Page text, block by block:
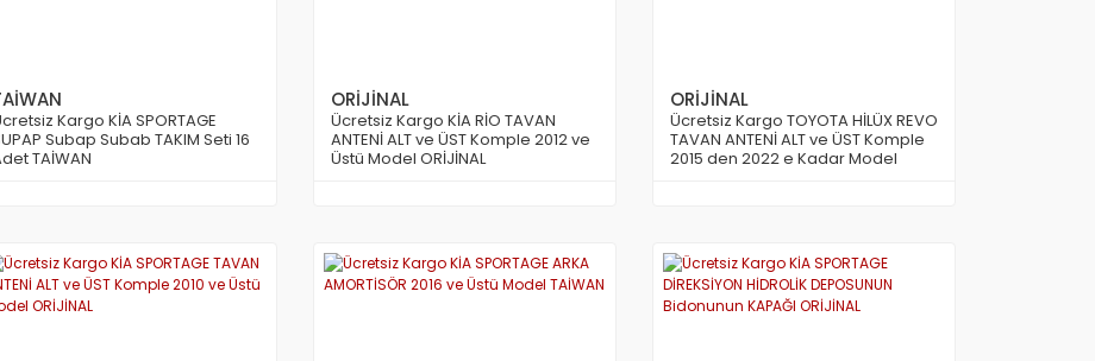
Kargo KİA SPORTAGE
Subap Subab TAKIM Seti 16
TAİWAN
ORİJİNAL
Ücretsiz Kargo KİA RİO TAVAN
ANTENİ ALT ve ÜST Komple 2012 ve
Üstü Model ORİJİNAL
ORİJİNAL
Ücretsiz Kargo TOYOTA HİLÜX REVO
TAVAN ANTENİ ALT ve ÜST Komple
2015 den 2022 e Kadar Model